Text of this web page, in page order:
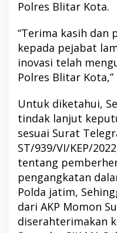
Polres Blitar Kota.
“Terima kasih dan
kepada pejabat
inovasi telah
Polres Blitar
Untuk diketahui,
tindak lanjut
sesuai Surat
ST/939/VI/KEP/
tentang
pengangkatan
Polda jatim,
dari AKP Momon
diserahterimakan